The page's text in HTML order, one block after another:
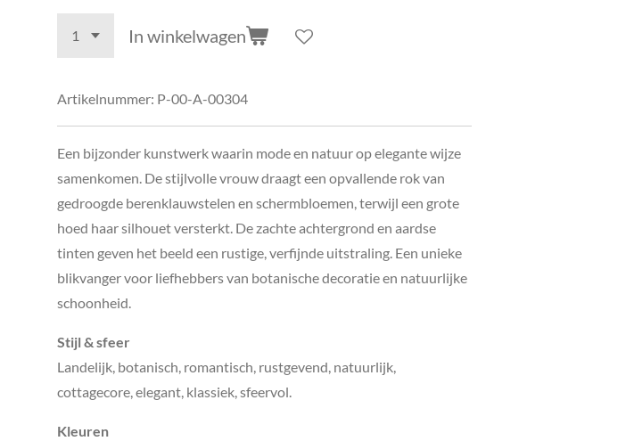
In winkelwagen
Artikelnummer: P-00-A-00304
Een bijzonder kunstwerk waarin mode en natuur op elegante wijze
samenkomen. De stijlvolle vrouw draagt een opvallende rok van
gedroogde berenklauwstelen en schermbloemen, terwijl een grote
hoed haar silhouet versterkt. De zachte achtergrond en aardse
tinten geven het beeld een rustige, verfijnde uitstraling. Een unieke
blikvanger voor liefhebbers van botanische decoratie en natuurlijke
schoonheid.
Stijl & sfeer
Landelijk, botanisch, romantisch, rustgevend, natuurlijk,
cottagecore, elegant, klassiek, sfeervol.
Kleuren